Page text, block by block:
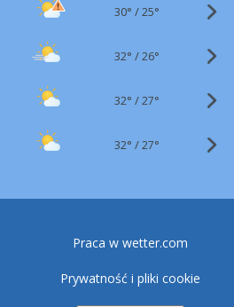
30° /25°
32° /26°
32° /27°
32° /27°
Praca w wetter.com
Prywatność i pliki cookie